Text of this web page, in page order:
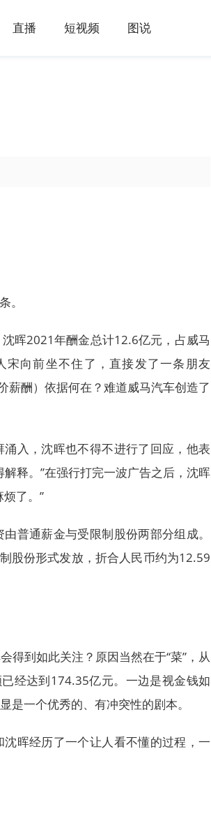
直播 短视频 图说
。
晖2021年酬金总计12.6亿元，占威马
向前坐不住了，直接发了一条朋友
薪酬）依据何在？难道威马汽车创造了
入，沈晖也不得不进行了回应，他表
释。”在强行打完一波广告之后，沈晖
了。”
普通薪金与受限制股份两部分组成。
股份形式发放，折合人民币约为12.59
得到如此关注？原因当然在于“菜”，从
经达到174.35亿元。一边是视金钱如
是一个优秀的、有冲突性的剧本。
晖经历了一个让人看不懂的过程，一